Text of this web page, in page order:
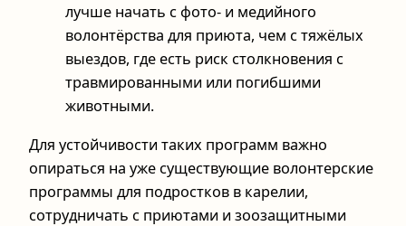
лучше начать с фото- и медийного
волонтёрства для приюта, чем с тяжёлых
выездов, где есть риск столкновения с
травмированными или погибшими
животными.
Для устойчивости таких программ важно
опираться на уже существующие волонтерские
программы для подростков в карелии,
сотрудничать с приютами и зоозащитными